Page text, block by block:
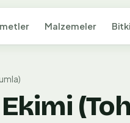
Malzemeler